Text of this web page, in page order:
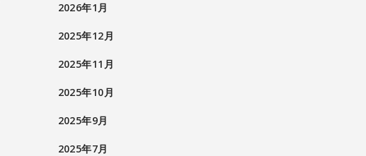
2026年1月
2025年12月
2025年11月
2025年10月
2025年9月
2025年7月